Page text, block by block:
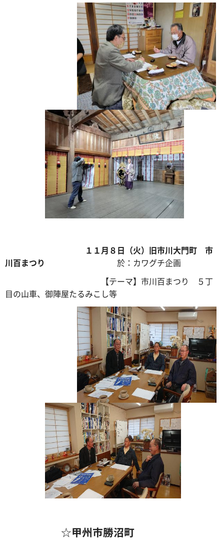
１１月８日（火）旧市川大門町 市
川百まつり
於：カワグチ企画
【テーマ】市川百まつり ５丁
目の山車、御陣屋たるみこし等
☆甲州市勝沼町